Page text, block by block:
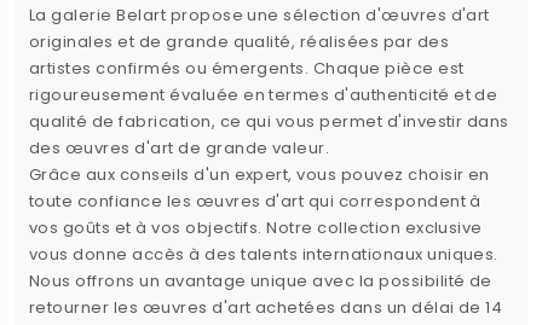
La galerie Belart propose une sélection d'œuvres d'art
originales et de grande qualité, réalisées par des
artistes confirmés ou émergents. Chaque pièce est
rigoureusement évaluée en termes d'authenticité et de
qualité de fabrication, ce qui vous permet d'investir dans
des œuvres d'art de grande valeur.
Grâce aux conseils d'un expert, vous pouvez choisir en
toute confiance les œuvres d'art qui correspondent à
vos goûts et à vos objectifs. Notre collection exclusive
vous donne accès à des talents internationaux uniques.
Nous offrons un avantage unique avec la possibilité de
retourner les œuvres d'art achetées dans un délai de 14